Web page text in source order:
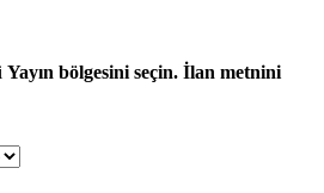
Yayın bölgesini seçin. İlan metnini